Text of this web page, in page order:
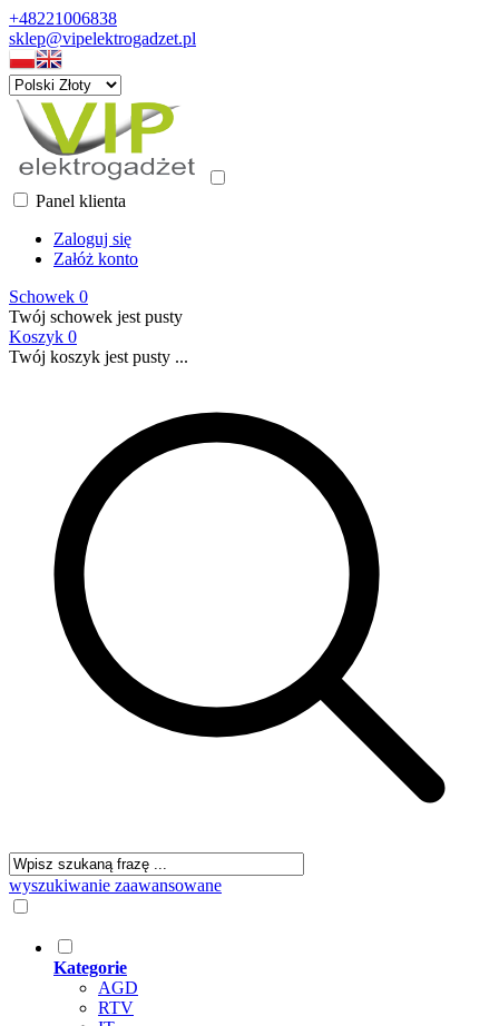
+48221006838
sklep@vipelektrogadzet.pl
Panel klienta
Zaloguj się
Załóż konto
Schowek 0
Twój schowek jest pusty
Koszyk 0
Twój koszyk jest pusty ...
wyszukiwanie zaawansowane
Kategorie
AGD
RTV